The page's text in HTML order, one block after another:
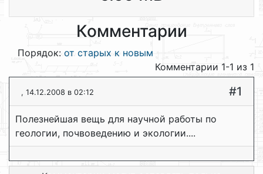
Комментарии
Порядок: от старых к новым
Комментарии 1-1 из 1
, 14.12.2008 в 02:12 #1
Полезнейшая вещь для научной работы по
геологии, почвоведению и экологии....